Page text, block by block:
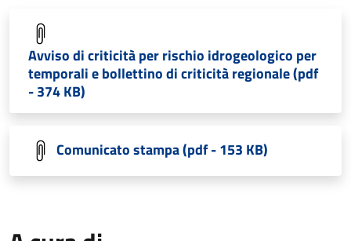
Avviso di criticità per rischio idrogeologico per
temporali e bollettino di criticità regionale (pdf
- 374 KB)
Comunicato stampa (pdf - 153 KB)